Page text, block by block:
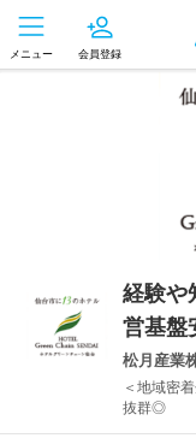
メニュー 会員登録
経験や
営基盤
松月産業
＜地域密
抜群◎